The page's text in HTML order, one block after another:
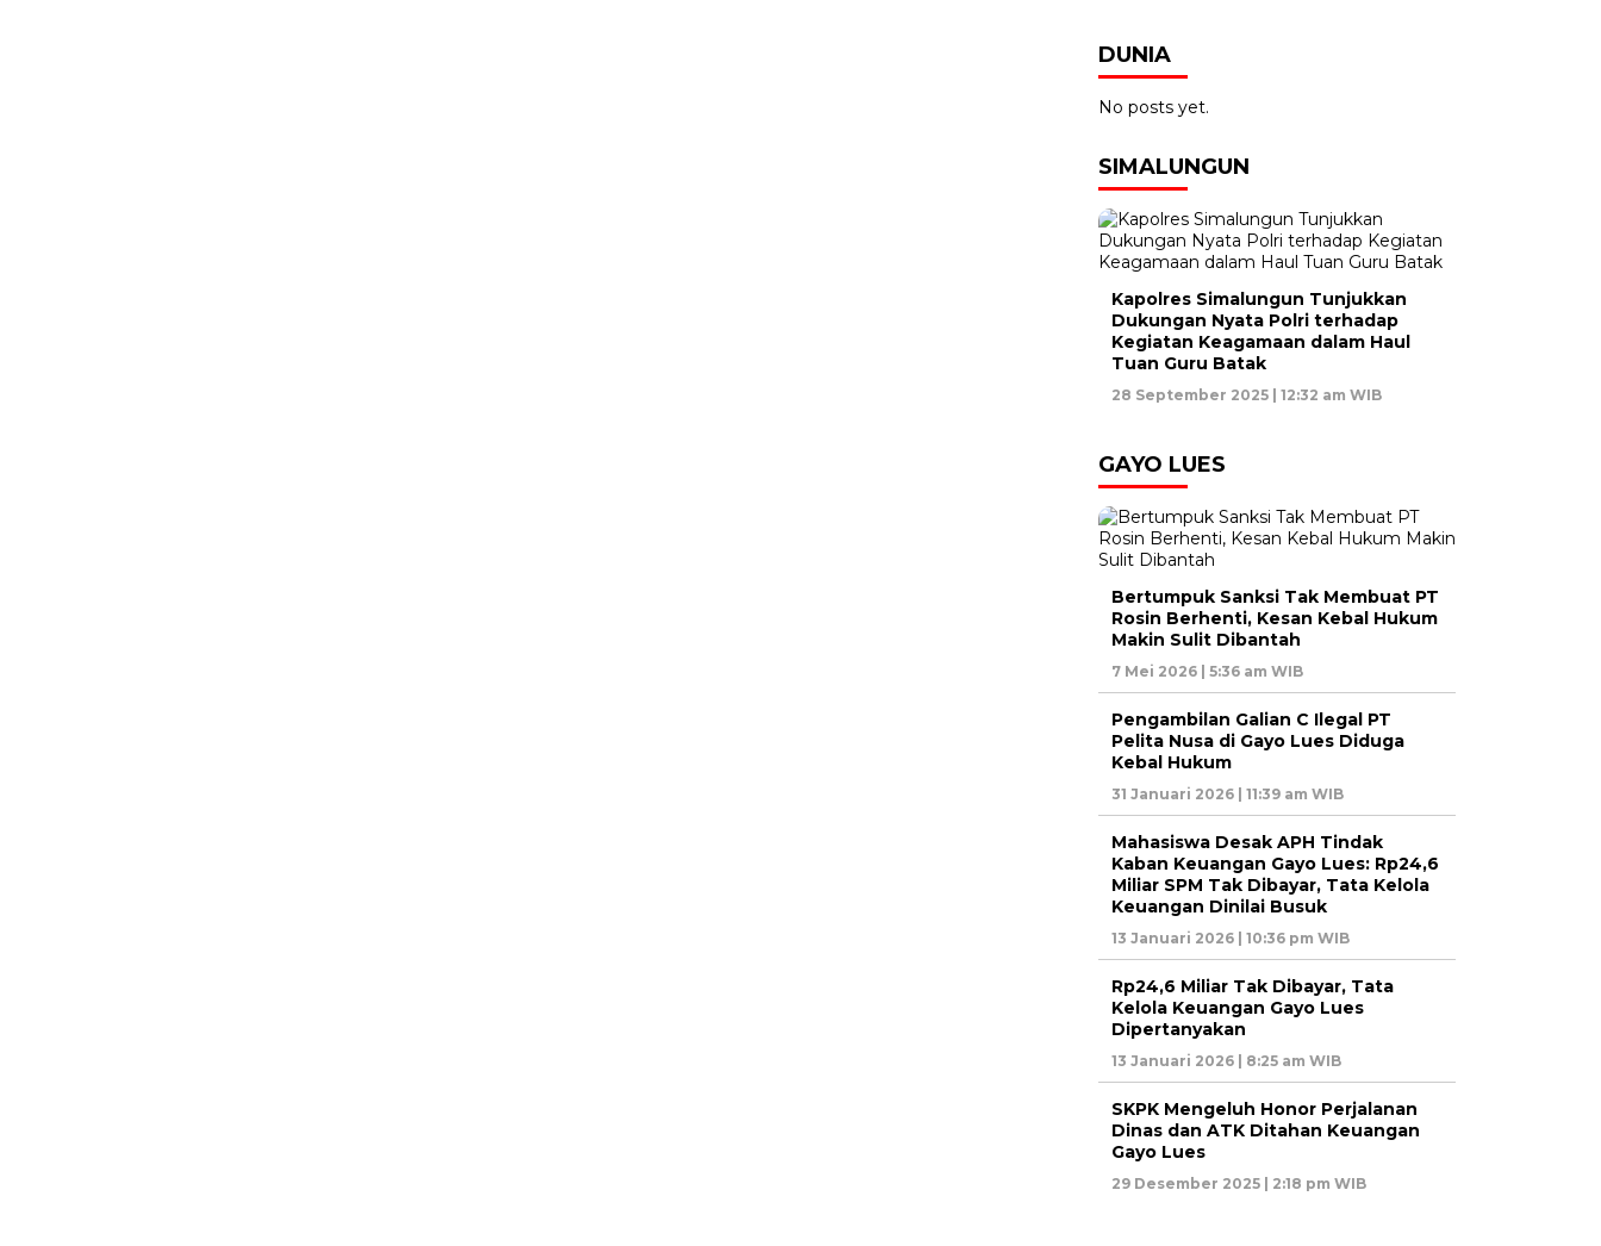
DUNIA
No posts yet.
SIMALUNGUN
Kapolres Simalungun Tunjukkan
Dukungan Nyata Polri terhadap
Kegiatan Keagamaan dalam Haul
Tuan Guru Batak
28 September 2025 | 12:32 am WIB
GAYO LUES
Bertumpuk Sanksi Tak Membuat PT
Rosin Berhenti, Kesan Kebal Hukum
Makin Sulit Dibantah
7 Mei 2026 | 5:36 am WIB
Pengambilan Galian C Ilegal PT
Pelita Nusa di Gayo Lues Diduga
Kebal Hukum
31 Januari 2026 | 11:39 am WIB
Mahasiswa Desak APH Tindak
Kaban Keuangan Gayo Lues: Rp24,6
Miliar SPM Tak Dibayar, Tata Kelola
Keuangan Dinilai Busuk
13 Januari 2026 | 10:36 pm WIB
Rp24,6 Miliar Tak Dibayar, Tata
Kelola Keuangan Gayo Lues
Dipertanyakan
13 Januari 2026 | 8:25 am WIB
SKPK Mengeluh Honor Perjalanan
Dinas dan ATK Ditahan Keuangan
Gayo Lues
29 Desember 2025 | 2:18 pm WIB